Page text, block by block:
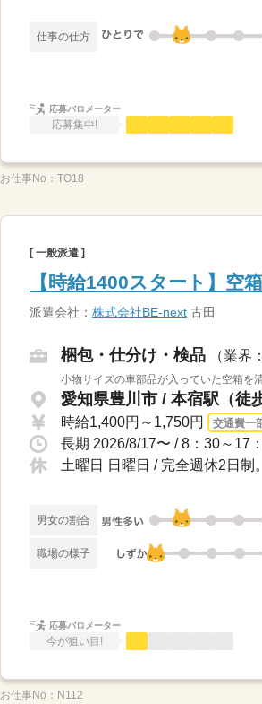
仕事の仕方
応募バロメーター
応募集中!
お仕事No： TO18
[ 一般派遣 ]
【時給1400スタート】空
派遣会社： 株式会社BE-next 古田
梱包・仕分け・検品 （業界
小物サイズの車部品が入っていた空箱を
愛知県豊川市 / 本宿駅（徒
時給1,400円～1,750円 交通費一
長期 2026/8/17〜 / 8：30～17
土曜日 日曜日 / 完全週休2日
男女の割合
職場の様子
応募バロメーター
今が狙い目!
お仕事No： N112